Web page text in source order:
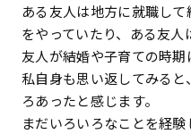
ある友人は地方に就職し
をやっていたり、ある友
友人が結婚や子育ての時期
私自身も思い返してみる
ろあったと感じます。
まだいろいろなことを経